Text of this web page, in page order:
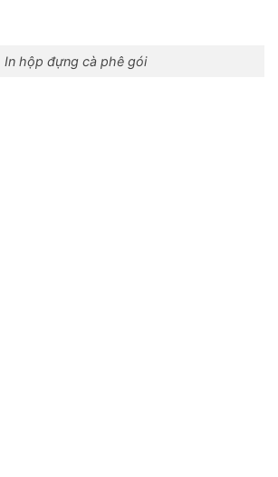
In hộp đựng cà phê gói